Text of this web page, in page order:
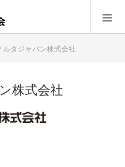
ルタジャパン株式会社
株式会社